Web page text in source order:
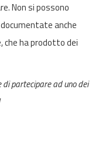
Non si possono
anche
ha prodotto dei
partecipare ad uno dei